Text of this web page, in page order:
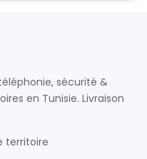
sécurité &
en Tunisie. Livraison
territoire